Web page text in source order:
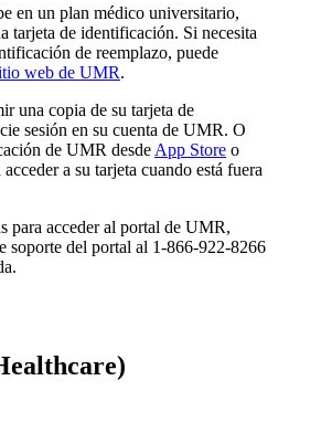
en un plan médico universitario,
tarjeta de identificación. Si necesita
de reemplazo, puede
web de UMR.
una copia de su tarjeta de
sesión en su cuenta de UMR. O
de UMR desde App Store o
acceder a su tarjeta cuando está fuera
para acceder al portal de UMR,
soporte del portal al 1-866-922-8266